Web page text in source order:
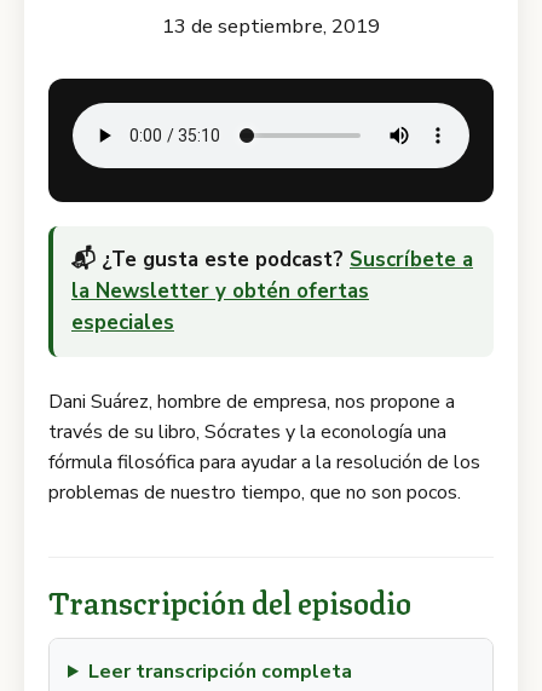
13 de septiembre, 2019
📬 ¿Te gusta este podcast? Suscríbete a
la Newsletter y obtén ofertas
especiales
Dani Suárez, hombre de empresa, nos propone a
través de su libro, Sócrates y la econología una
fórmula filosófica para ayudar a la resolución de los
problemas de nuestro tiempo, que no son pocos.
Transcripción del episodio
Leer transcripción completa